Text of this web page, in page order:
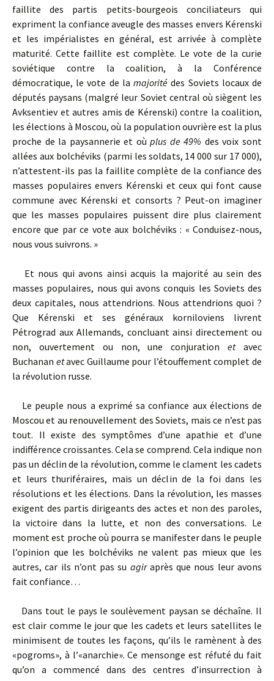
faillite des partis petits-bourgeois conciliateurs qui
expriment la confiance aveugle des masses envers Kérenski
et les impérialistes en général, est arrivée à complète
maturité. Cette faillite est complète. Le vote de la curie
soviétique contre la coalition, à la Conférence
démocratique, le vote de lamajorité des Soviets locaux de
députés paysans (malgré leur Soviet central où siègent les
Avksentiev et autres amis de Kérenski) contre la coalition,
les élections à Moscou, où la population ouvrière est la plus
proche de la paysannerie et oùplus de 49% des voix sont
allées aux bolchéviks (parmi les soldats, 14 000 sur 17 000),
n’attestent-ils pas la faillite complète de la confiance des
masses populaires envers Kérenski et ceux qui font cause
commune avec Kérenski et consorts ? Peut-on imaginer
que les masses populaires puissent dire plus clairement
encore que par ce vote aux bolchéviks : « Conduisez-nous,
nous vous suivrons. »
Et nous qui avons ainsi acquis la majorité au sein des
masses populaires, nous qui avons conquis les Soviets des
deux capitales, nous attendrions. Nous attendrions quoi ?
Que Kérenski et ses généraux korniloviens livrent
Pétrograd aux Allemands, concluant ainsi directement ou
non, ouvertement ou non, une conjurationetavec
Buchanan etavec Guillaume pour l’étouffement complet de
la révolution russe.
Le peuple nous a exprimé sa confiance aux élections de
Moscou et au renouvellement des Soviets, mais ce n’est pas
tout. Il existe des symptômes d’une apathie et d’une
indifférence croissantes. Cela se comprend. Cela indique non
pas un déclin de la révolution, comme le clament les cadets
et leurs thuriféraires, mais un déclin de la foi dans les
résolutions et les élections. Dans la révolution, les masses
exigent des partis dirigeants des actes et non des paroles,
la victoire dans la lutte, et non des conversations. Le
moment est proche où pourra se manifester dans le peuple
l’opinion que les bolchéviks ne valent pas mieux que les
autres, car ils n’ont pas su agiraprès que nous leur avons
fait confiance…
Dans tout le pays le soulèvement paysan se déchaîne. Il
est clair comme le jour que les cadets et leurs satellites le
minimisent de toutes les façons, qu’ils le ramènent à des
«pogroms», à l’«anarchie». Ce mensonge est réfuté du fait
qu’on a commencé dans des centres d’insurrection à